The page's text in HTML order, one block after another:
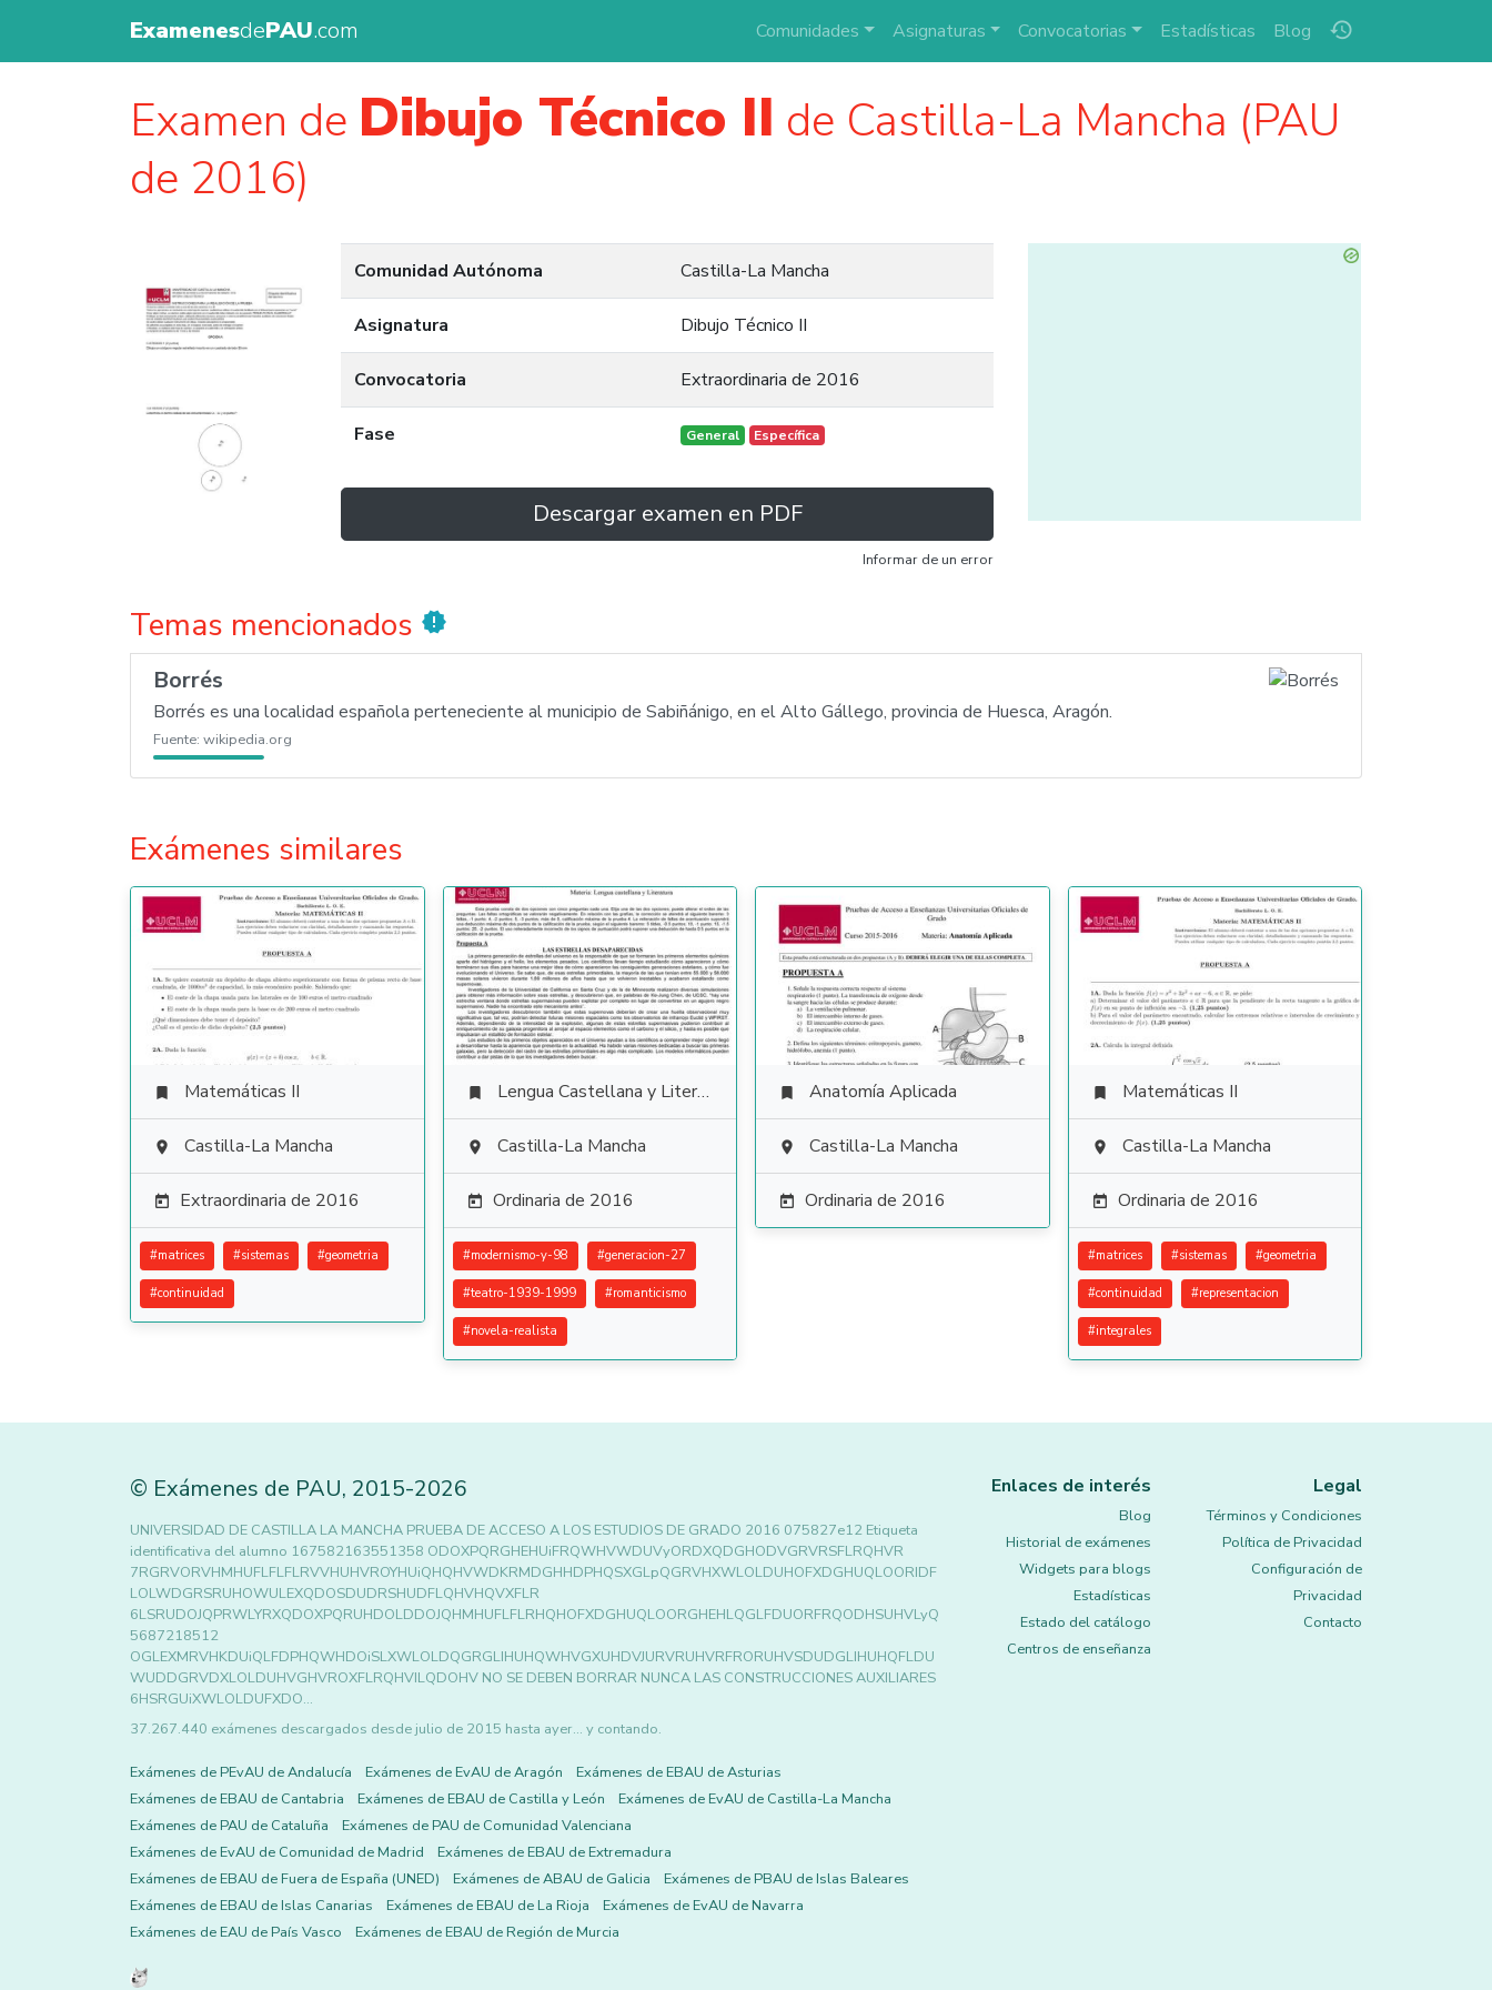
ExamenesdePAU.com history
Comunidades Asignaturas Convocatorias Estadísticas Blog
Examen de Dibujo Técnico II de Castilla-La Mancha (PAU
de 2016)
Comunidad Autónoma Castilla-La Mancha
Asignatura Dibujo Técnico II
Convocatoria Extraordinaria de 2016
Fase General Específica
Descargar examen en PDF
Informar de un error
Temas mencionados new_releases
Borrés
Borrés es una localidad española perteneciente al municipio de Sabiñánigo, en el Alto Gállego, provincia de Huesca, Aragón.
Fuente: wikipedia.org
Exámenes similares
 Matemáticas II
 Castilla-La Mancha
 Extraordinaria de 2016
#matrices #sistemas #geometria
#continuidad
 Lengua Castellana y Literatura
 Castilla-La Mancha
 Ordinaria de 2016
#modernismo-y-98 #generacion-27
#teatro-1939-1999 #romanticismo
#novela-realista
 Anatomía Aplicada
 Castilla-La Mancha
 Ordinaria de 2016
 Matemáticas II
 Castilla-La Mancha
 Ordinaria de 2016
#matrices #sistemas #geometria
#continuidad #representacion
#integrales
© Exámenes de PAU, 2015-2026
UNIVERSIDAD DE CASTILLA LA MANCHA PRUEBA DE ACCESO A LOS ESTUDIOS DE GRADO 2016 075827e12 Etiqueta
identificativa del alumno 167582163551358 ODOXPQRGHEHUiFRQWHVWDUVyORDXQDGHODVGRVRSFLRQHVR
7RGRVORVHMHUFLFLFLRVVHUHVROYHUiQHQHVWDKRMDGHHDPHQSXGLpQGRVHXWLOLDUHOFXDGHUQLOORIDF
LOLWDGRSRUHOWULEXQDOSDUDRSHUDFLQHVHQVXFLR
6LSRUDOJQPRWLYRXQDOXPQRUHDOLDDOJQHMHUFLFLRHQHOFXDGHUQLOORGHEHLQGLFDUORFRQODHSUHVLyQ
5687218512
OGLEXMRVHKDUiQLFDPHQWHDOiSLXWLOLDQGRGLIHUHQWHVGXUHDVJURVRUHVRFRORUHVSDUDGLIHUHQFLDU
WUDDGRVDXLOLDUHVGHVROXFLRQHVILQDOHV NO SE DEBEN BORRAR NUNCA LAS CONSTRUCCIONES AUXILIARES
6HSRGUiXWLOLDUFXDO…
37.267.440 exámenes descargados desde julio de 2015 hasta ayer... y contando.
Exámenes de PEvAU de Andalucía Exámenes de EvAU de Aragón
Exámenes de EBAU de Asturias
Exámenes de EBAU de Cantabria
Exámenes de EBAU de Castilla y León
Exámenes de EvAU de Castilla-La Mancha
Exámenes de PAU de Cataluña
Exámenes de PAU de Comunidad Valenciana
Exámenes de EvAU de Comunidad de Madrid
Exámenes de EBAU de Extremadura
Exámenes de EBAU de Fuera de España (UNED)
Exámenes de ABAU de Galicia
Exámenes de PBAU de Islas Baleares
Exámenes de EBAU de Islas Canarias
Exámenes de EBAU de La Rioja
Exámenes de EvAU de Navarra
Exámenes de EAU de País Vasco
Exámenes de EBAU de Región de Murcia
Enlaces de interés
Blog
Historial de exámenes
Widgets para blogs
Estadísticas
Estado del catálogo
Centros de enseñanza
Legal
Términos y Condiciones
Política de Privacidad
Configuración de
Privacidad
Contacto